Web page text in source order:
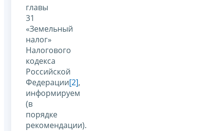
главы
31
«Земельный
налог»
Налогового
кодекса
Российской
Федерации[2],
информируем
(в
порядке
рекомендации).